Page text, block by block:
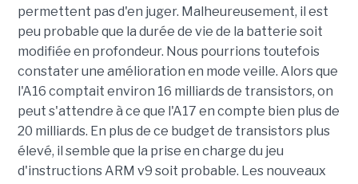
permettent pas d'en juger. Malheureusement, il est
peu probable que la durée de vie de la batterie soit
modifiée en profondeur. Nous pourrions toutefois
constater une amélioration en mode veille. Alors que
l'A16 comptait environ 16 milliards de transistors, on
peut s'attendre à ce que l'A17 en compte bien plus de
20 milliards. En plus de ce budget de transistors plus
élevé, il semble que la prise en charge du jeu
d'instructions ARM v9 soit probable. Les nouveaux